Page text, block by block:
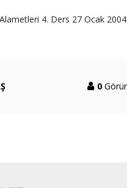
4. Ders 27 Ocak 2004
0